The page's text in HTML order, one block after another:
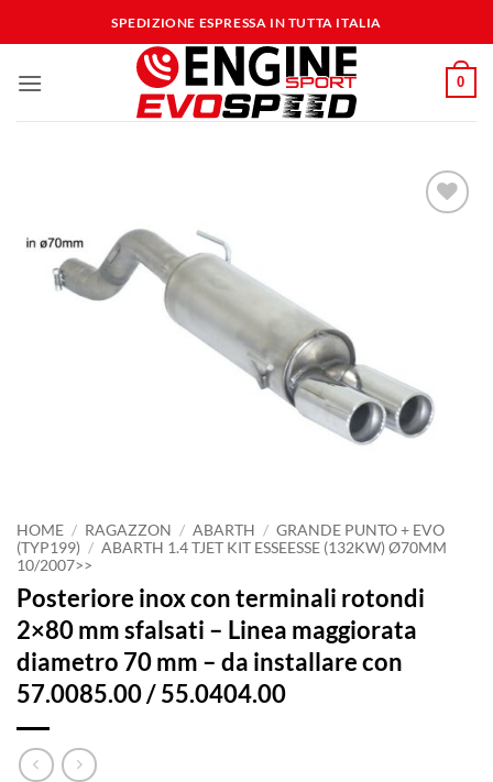
ai
SPEDIZIONE ESPRESSA IN TUTTA ITALIA
0
HOME / RAGAZZON / ABARTH / GRANDE PUNTO + EVO
(TYP199) / ABARTH 1.4 TJET KIT ESSEESSE (132KW) Ø70MM
10/2007>>
Posteriore inox con terminali rotondi
2×80 mm sfalsati – Linea maggiorata
diametro 70 mm – da installare con
57.0085.00 / 55.0404.00